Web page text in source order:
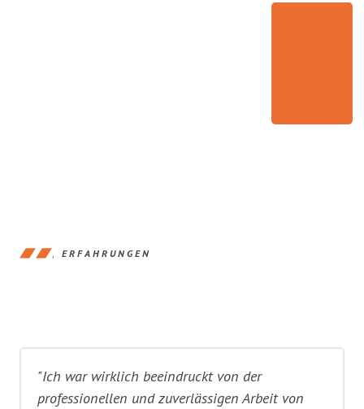
ERFAHRUNGEN
"Ich war wirklich beeindruckt von der
professionellen und zuverlässigen Arbeit von